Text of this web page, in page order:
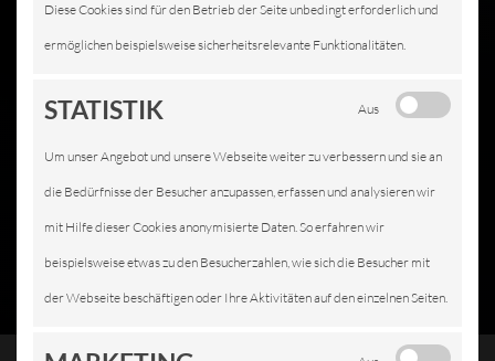
Diese Cookies sind für den Betrieb der Seite unbedingt erforderlich und
ermöglichen beispielsweise sicherheitsrelevante Funktionalitäten.
STATISTIK Aus
Um unser Angebot und unsere Webseite weiter zu verbessern und sie an
die Bedürfnisse der Besucher anzupassen, erfassen und analysieren wir
mit Hilfe dieser Cookies anonymisierte Daten. So erfahren wir
beispielsweise etwas zu den Besucherzahlen, wie sich die Besucher mit
der Webseite beschäftigen oder Ihre Aktivitäten auf den einzelnen Seiten.